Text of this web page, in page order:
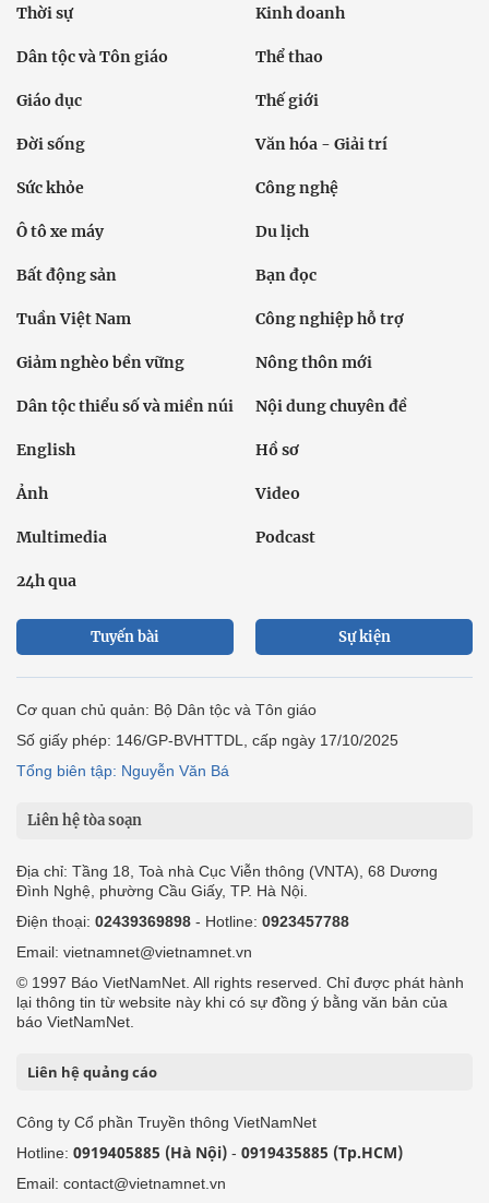
Thời sự Kinh doanh
Dân tộc và Tôn giáo Thể thao
Giáo dục Thế giới
Đời sống Văn hóa - Giải trí
Sức khỏe Công nghệ
Ô tô xe máy Du lịch
Bất động sản Bạn đọc
Tuần Việt Nam Công nghiệp hỗ trợ
Giảm nghèo bền vững Nông thôn mới
Dân tộc thiểu số và miền núi Nội dung chuyên đề
English Hồ sơ
Ảnh Video
Multimedia Podcast
24h qua
Tuyến bài Sự kiện
Cơ quan chủ quản: Bộ Dân tộc và Tôn giáo
Số giấy phép: 146/GP-BVHTTDL, cấp ngày 17/10/2025
Tổng biên tập: Nguyễn Văn Bá
Liên hệ tòa soạn
Địa chỉ: Tầng 18, Toà nhà Cục Viễn thông (VNTA), 68 Dương
Đình Nghệ, phường Cầu Giấy, TP. Hà Nội.
Điện thoại: 02439369898 - Hotline: 0923457788
Email: vietnamnet@vietnamnet.vn
© 1997 Báo VietNamNet. All rights reserved. Chỉ được phát hành
lại thông tin từ website này khi có sự đồng ý bằng văn bản của
báo VietNamNet.
Liên hệ quảng cáo
Công ty Cổ phần Truyền thông VietNamNet
Hotline: 0919405885 (Hà Nội) - 0919435885 (Tp.HCM)
Email: contact@vietnamnet.vn